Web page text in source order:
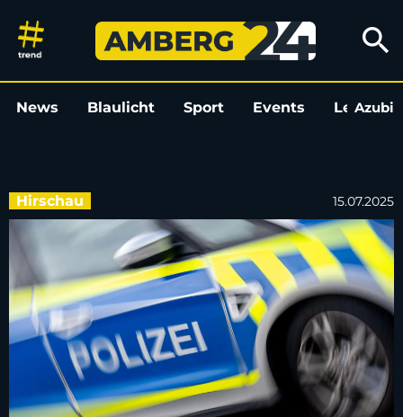
Gefährliche Körperverletzung
search
News Blaulicht Sport Events LeoAzubi
Hirschau 15.07.2025